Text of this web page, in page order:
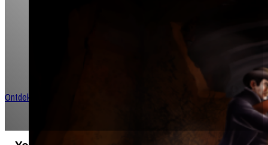
de worp van een dobbelsteen en vriendschappen worden
Ontdek meer rollenspellen!